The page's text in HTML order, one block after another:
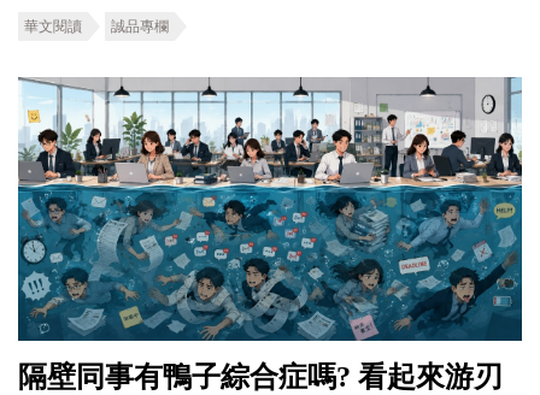
華文閱讀 誠品專欄
隔壁同事有鴨子綜合症嗎? 看起來游刃